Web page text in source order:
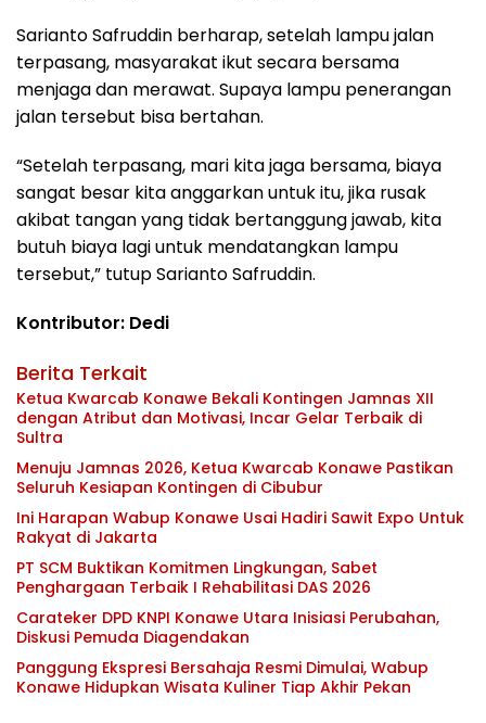
Sarianto Safruddin berharap, setelah lampu jalan
terpasang, masyarakat ikut secara bersama
menjaga dan merawat. Supaya lampu penerangan
jalan tersebut bisa bertahan.
“Setelah terpasang, mari kita jaga bersama, biaya
sangat besar kita anggarkan untuk itu, jika rusak
akibat tangan yang tidak bertanggung jawab, kita
butuh biaya lagi untuk mendatangkan lampu
tersebut,” tutup Sarianto Safruddin.
Kontributor: Dedi
Berita Terkait
Ketua Kwarcab Konawe Bekali Kontingen Jamnas XII
dengan Atribut dan Motivasi, Incar Gelar Terbaik di
Sultra
Menuju Jamnas 2026, Ketua Kwarcab Konawe Pastikan
Seluruh Kesiapan Kontingen di Cibubur
Ini Harapan Wabup Konawe Usai Hadiri Sawit Expo Untuk
Rakyat di Jakarta
PT SCM Buktikan Komitmen Lingkungan, Sabet
Penghargaan Terbaik I Rehabilitasi DAS 2026
Carateker DPD KNPI Konawe Utara Inisiasi Perubahan,
Diskusi Pemuda Diagendakan
Panggung Ekspresi Bersahaja Resmi Dimulai, Wabup
Konawe Hidupkan Wisata Kuliner Tiap Akhir Pekan